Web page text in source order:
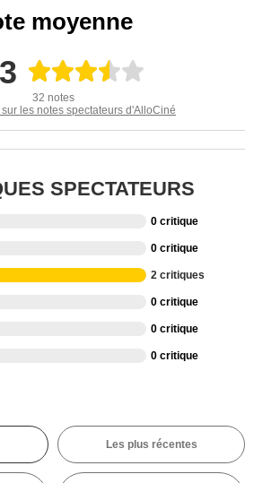
moyenne
32 notes
les notes spectateurs d'AlloCiné
SPECTATEURS
0 critique
0 critique
2 critiques
0 critique
0 critique
0 critique
Les plus récentes